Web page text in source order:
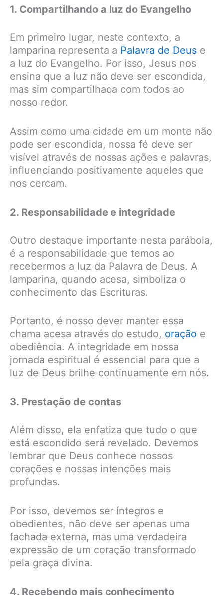
1. Compartilhando a luz do Evangelho
Em primeiro lugar, neste contexto, a
lamparina representa a Palavra de Deus e
a luz do Evangelho. Por isso, Jesus nos
ensina que a luz não deve ser escondida,
mas sim compartilhada com todos ao
nosso redor.
Assim como uma cidade em um monte não
pode ser escondida, nossa fé deve ser
visível através de nossas ações e palavras,
influenciando positivamente aqueles que
nos cercam.
2. Responsabilidade e integridade
Outro destaque importante nesta parábola,
é a responsabilidade que temos ao
recebermos a luz da Palavra de Deus. A
lamparina, quando acesa, simboliza o
conhecimento das Escrituras.
Portanto, é nosso dever manter essa
chama acesa através do estudo, oração e
obediência. A integridade em nossa
jornada espiritual é essencial para que a
luz de Deus brilhe continuamente em nós.
3. Prestação de contas
Além disso, ela enfatiza que tudo o que
está escondido será revelado. Devemos
lembrar que Deus conhece nossos
corações e nossas intenções mais
profundas.
Por isso, devemos ser íntegros e
obedientes, não deve ser apenas uma
fachada externa, mas uma verdadeira
expressão de um coração transformado
pela graça divina.
4. Recebendo mais conhecimento